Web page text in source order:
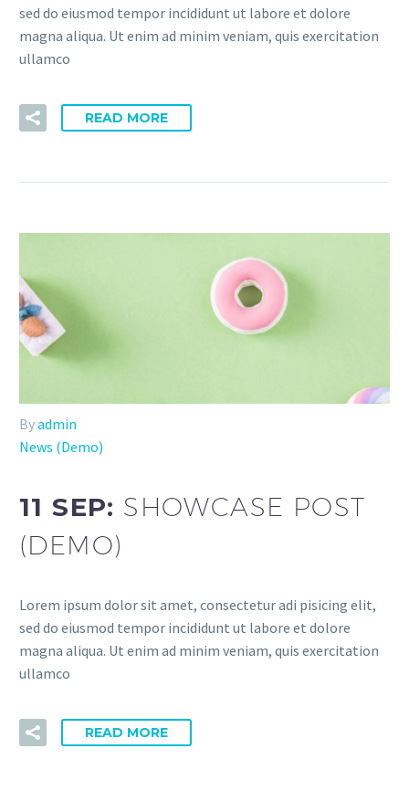
sed do eiusmod tempor incididunt ut labore et dolore
magna aliqua. Ut enim ad minim veniam, quis exercitation
ullamco
READ MORE
Byadmin
News (Demo)
11 SEP: SHOWCASE POST
(DEMO)
Lorem ipsum dolor sit amet, consectetur adi pisicing elit,
sed do eiusmod tempor incididunt ut labore et dolore
magna aliqua. Ut enim ad minim veniam, quis exercitation
ullamco
READ MORE